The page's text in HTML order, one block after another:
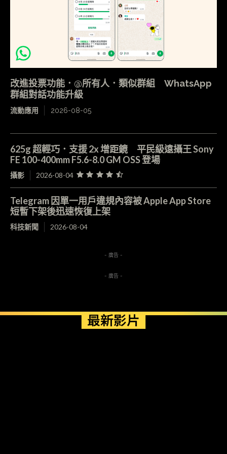
改進投票功能．@所有人．類似群組 WhatsApp
群組對話功能升級
流動應用 2026-08-05
625g 超輕巧．支援 2x 增距鏡 平民級遠攝王 Sony
FE 100-400mm F5.6-8.0 GM OSS 登場
攝影 2026-08-04
Telegram 因單一用戶違規內容被 Apple App Store
短暫下架後迅速恢復上架
科技新聞 2026-08-04
- 廣告 -
- 廣告 -
最新影片